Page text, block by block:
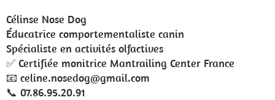
Célinse Nose Dog
Éducatrice comportementaliste canin
Spécialiste en activités olfactives
✅️ Certifiée monitrice Mantrailing Center France
📧 celine.nosedog@gmail.com
📞 07.86.95.20.91